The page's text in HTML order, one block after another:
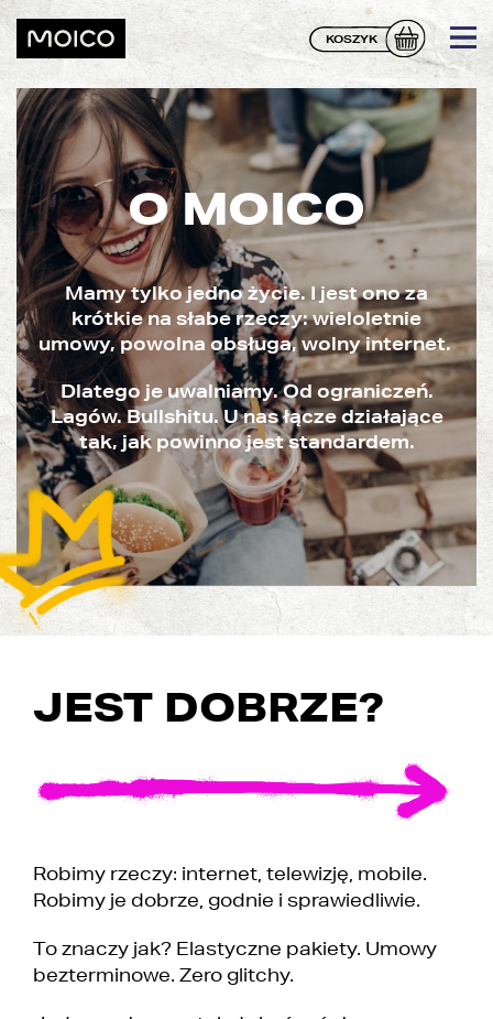
KOSZYK
O MOICO
Mamy tylko jedno życie. I jest ono za
krótkie na słabe rzeczy:wieloletnie
umowy, powolna obsługa, wolny internet.
Dlatego je uwalniamy. Od ograniczeń.
Lagów. Bullshitu. U nas łącze działające
tak, jak powinno jest standardem.
JEST DOBRZE?
Robimy rzeczy: internet, telewizję, mobile.
Robimy je dobrze, godnie i sprawiedliwie.
To znaczy jak? Elastyczne pakiety. Umowy
bezterminowe. Zero glitchy.